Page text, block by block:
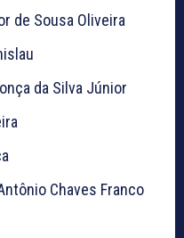
de Sousa Oliveira
da Silva Júnior
Chaves Franco